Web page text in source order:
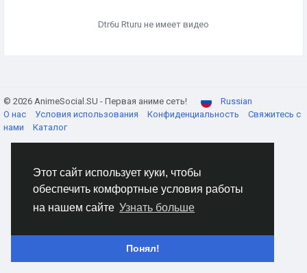
Этот сайт использует куки, чтобы
обеспечить комфортные условия работы
на нашем сайте Узнать больше
Понял!
Dtr6u Rturu не имеет видео
© 2026 AnimeSocial.SU - Первая аниме сеть!
Russian
О нас
Условия использования Конфиденциальность
Свяжитесь с
нами
Каталог